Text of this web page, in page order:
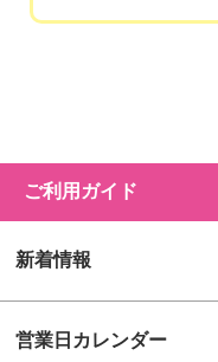
ご利用ガイド
新着情報
営業日カレンダー